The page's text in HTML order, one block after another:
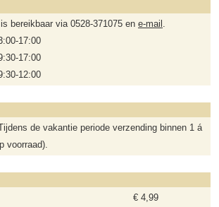
bereikbaar via 0528-371075 en e-mail .
17:00
17:00
12:00
de vakantie periode verzending binnen 1 á
voorraad).
€ 4,99